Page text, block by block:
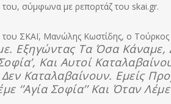
σύμφωνα με ρεπορτάζ του skai.gr.
ΣΚΑΪ, Μανώλης Κωστίδης, ο Τούρκος
Εξηγώντας Τα Όσα
Και Αυτοί
Δεν Καταλαβαίνουν. Εμείς
‘’Αγία Σοφία’’ Και Όταν Λέμε